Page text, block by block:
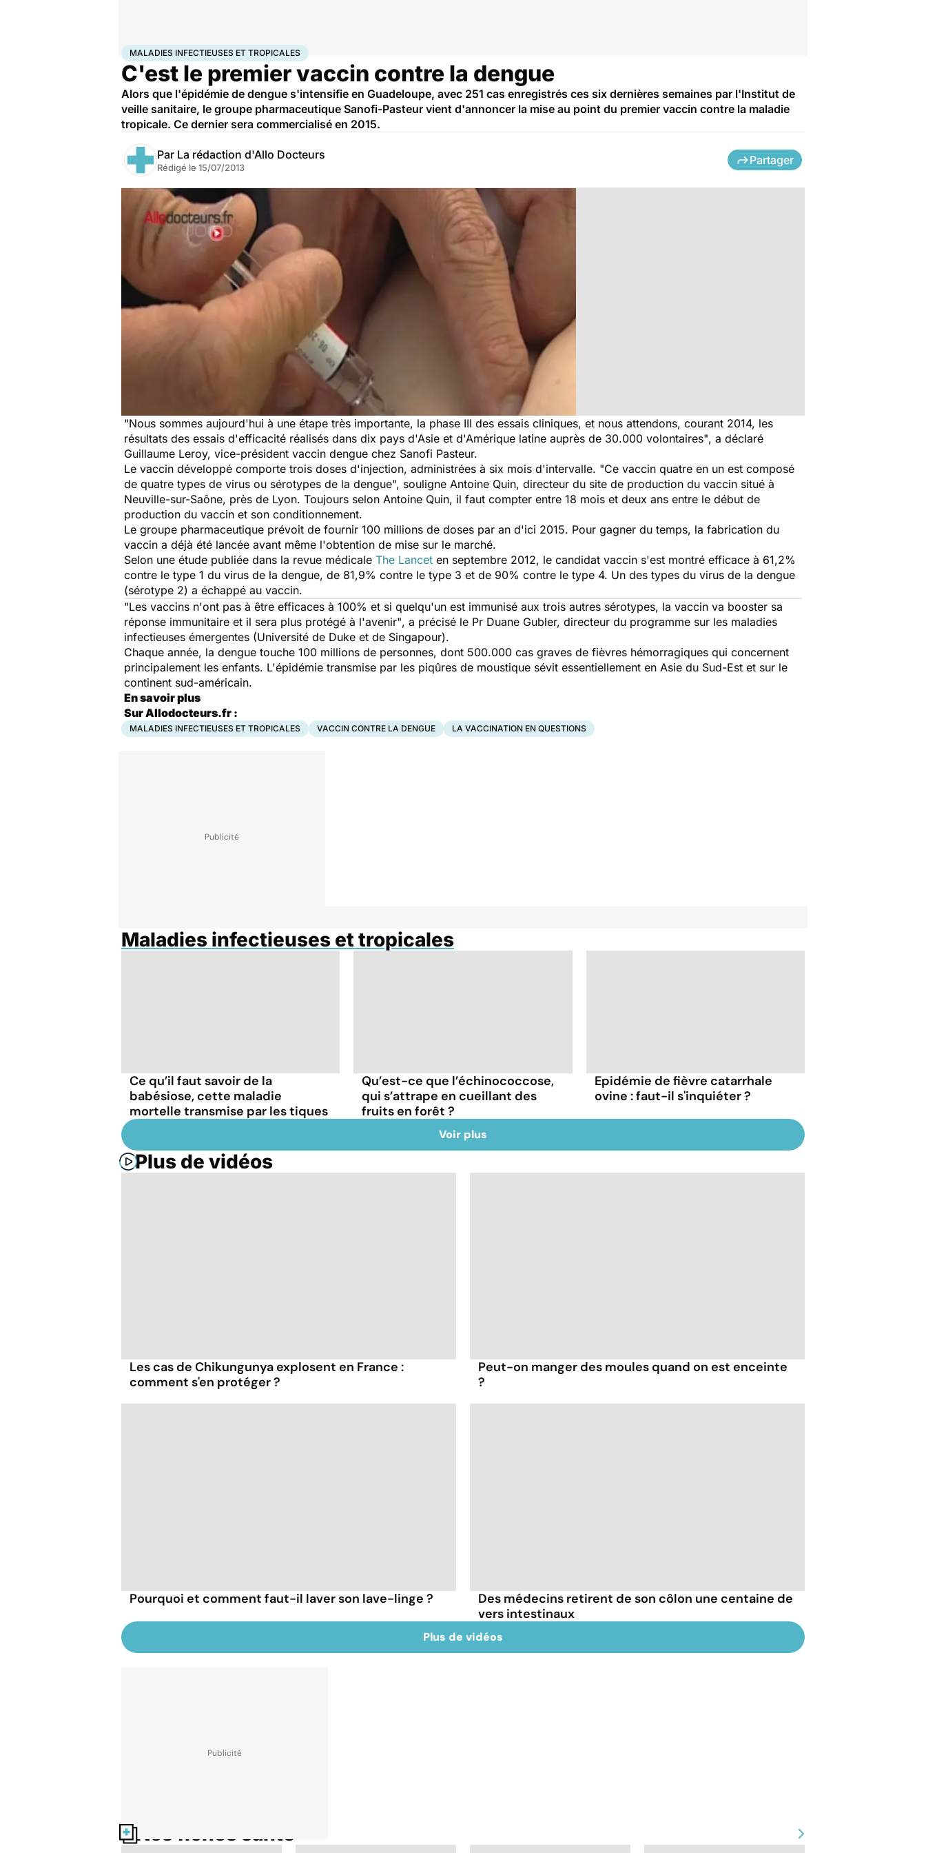
AccueilSanté MédicamentsMaladies infectieuses et tropicales
MALADIES INFECTIEUSES ET TROPICALES
C'est le premier vaccin contre la dengue
Alors que l'épidémie de dengue s'intensifie en Guadeloupe, avec 251 cas enregistrés ces six dernières semaines par l'Institut de
veille sanitaire, le groupe pharmaceutique Sanofi-Pasteur vient d'annoncer la mise au point du premier vaccin contre la maladie
tropicale. Ce dernier sera commercialisé en 2015.
Par La rédaction d'Allo Docteurs
Rédigé le 15/07/2013
Partager
"Nous sommes aujourd'hui à une étape très importante, la phase III des essais cliniques, et nous attendons, courant 2014, les
résultats des essais d'efficacité réalisés dans dix pays d'Asie et d'Amérique latine auprès de 30.000 volontaires", a déclaré
Guillaume Leroy, vice-président vaccin dengue chez Sanofi Pasteur.
Le vaccin développé comporte trois doses d'injection, administrées à six mois d'intervalle. "Ce vaccin quatre en un est composé
de quatre types de virus ou sérotypes de la dengue", souligne Antoine Quin, directeur du site de production du vaccin situé à
Neuville-sur-Saône, près de Lyon. Toujours selon Antoine Quin, il faut compter entre 18 mois et deux ans entre le début de
production du vaccin et son conditionnement.
Le groupe pharmaceutique prévoit de fournir 100 millions de doses par an d'ici 2015. Pour gagner du temps, la fabrication du
vaccin a déjà été lancée avant même l'obtention de mise sur le marché.
Selon une étude publiée dans la revue médicale The Lancet en septembre 2012, le candidat vaccin s'est montré efficace à 61,2%
contre le type 1 du virus de la dengue, de 81,9% contre le type 3 et de 90% contre le type 4. Un des types du virus de la dengue
(sérotype 2) a échappé au vaccin.
"Les vaccins n'ont pas à être efficaces à 100% et si quelqu'un est immunisé aux trois autres sérotypes, la vaccin va booster sa
réponse immunitaire et il sera plus protégé à l'avenir", a précisé le Pr Duane Gubler, directeur du programme sur les maladies
infectieuses émergentes (Université de Duke et de Singapour).
Chaque année, la dengue touche 100 millions de personnes, dont 500.000 cas graves de fièvres hémorragiques qui concernent
principalement les enfants. L'épidémie transmise par les piqûres de moustique sévit essentiellement en Asie du Sud-Est et sur le
continent sud-américain.
En savoir plus
Sur Allodocteurs.fr :
MALADIES INFECTIEUSES ET TROPICALES VACCIN CONTRE LA DENGUE LA VACCINATION EN QUESTIONS
Maladies infectieuses et tropicales
Ce qu’il faut savoir de la
babésiose, cette maladie
mortelle transmise par les tiques
Qu’est-ce que l’échinococcose,
qui s’attrape en cueillant des
fruits en forêt ?
Epidémie de fièvre catarrhale
ovine : faut-il s'inquiéter ?
Voir plus
Plus de vidéos
Les cas de Chikungunya explosent en France :
comment s'en protéger ?
Peut-on manger des moules quand on est enceinte
?
Pourquoi et comment faut-il laver son lave-linge ?
Des médecins retirent de son côlon une centaine de
vers intestinaux
Plus de vidéos
Nos fiches santé